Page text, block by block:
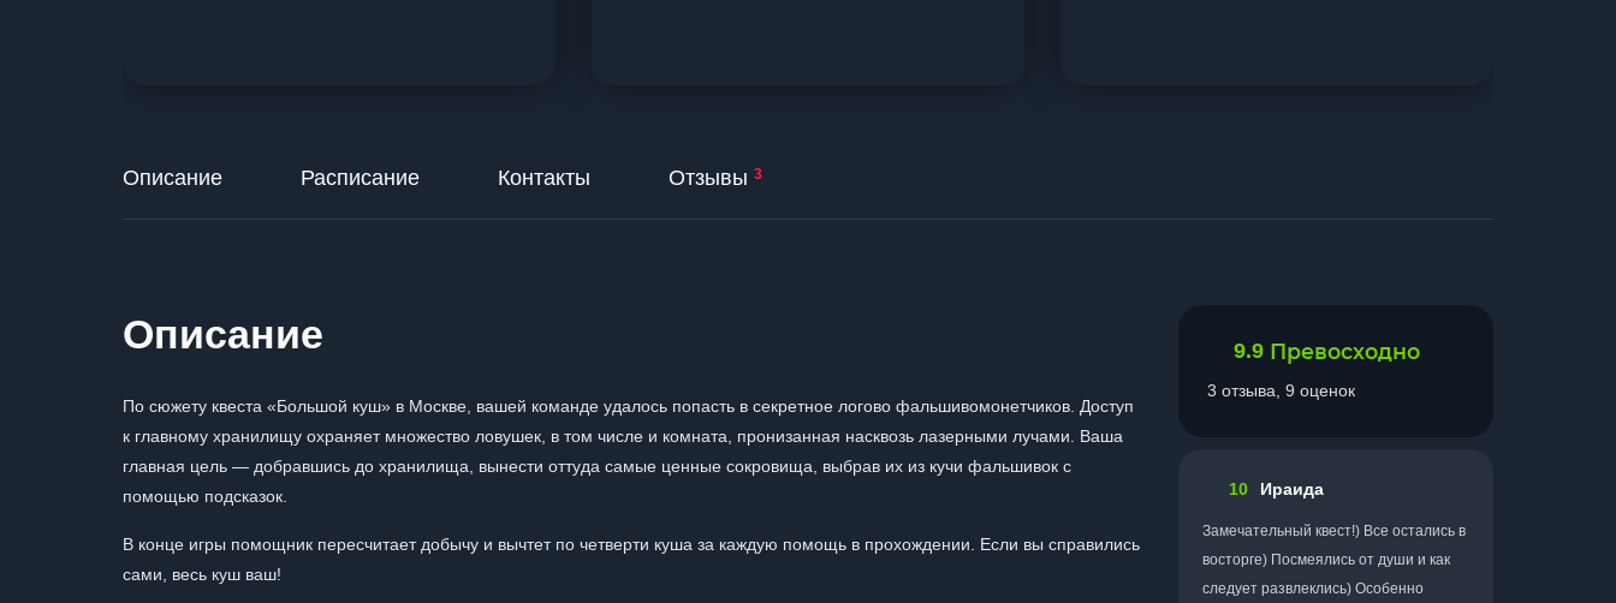
Описание Расписание Контакты Отзывы 3
Описание
По сюжету квеста «Большой куш» в Москве, вашей команде удалось попасть в секретное логово фальшивомонетчиков. Доступ
к главному хранилищу охраняет множество ловушек, в том числе и комната, пронизанная насквозь лазерными лучами. Ваша
главная цель — добравшись до хранилища, вынести оттуда самые ценные сокровища, выбрав их из кучи фальшивок с
помощью подсказок.
В конце игры помощник пересчитает добычу и вычтет по четверти куша за каждую помощь в прохождении. Если вы справились
сами, весь куш ваш!
9.9 Превосходно
3 отзыва, 9 оценок
10 Ираида
Замечательный квест!) Все остались в
восторге) Посмеялись от души и как
следует развлеклись) Особенно